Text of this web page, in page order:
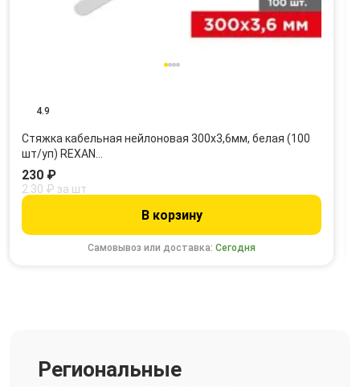
4.9
Стяжка кабельная нейлоновая 300x3,6мм, белая (100
шт/уп) REXAN…
Самовывоз или доставка:Сегодня
230 ₽
2.30 ₽ за шт
В корзину
Региональные